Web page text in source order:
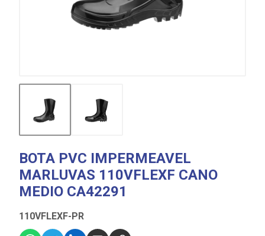
BOTA PVC IMPERMEAVEL
MARLUVAS 110VFLEXF CANO
MEDIO CA42291
110VFLEXF-PR